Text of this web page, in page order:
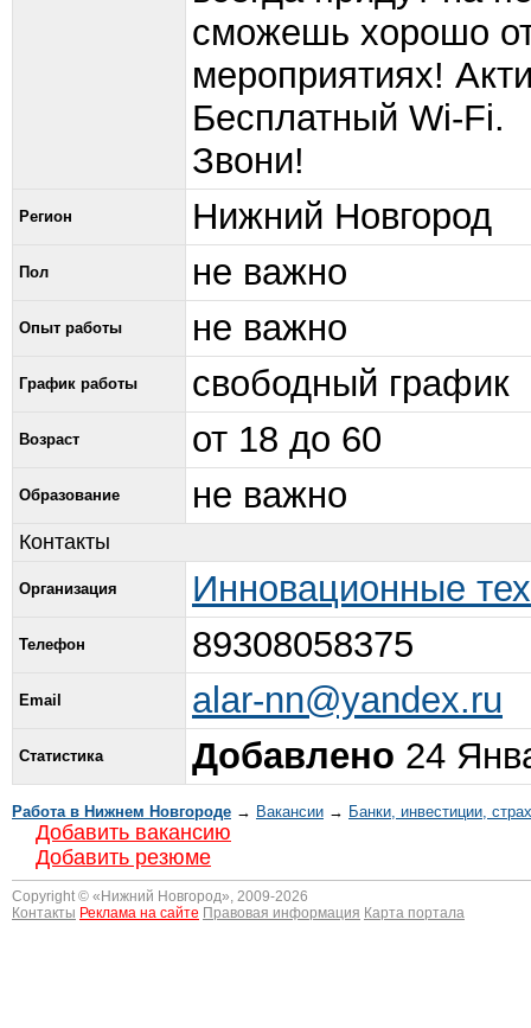
сможешь хорошо
мероприятиях!
Бесплатный Wi-Fi.
Звони!
Регион Нижний Новгород
Пол не важно
Опыт работы не важно
График работы свободный график
Возраст от 18 до 60
Образование не важно
Контакты
Организация Инновационные
Телефон 89308058375
Email alar-nn@yandex.ru
Статистика Добавлено 24
Работа в Нижнем Новгороде → Вакансии → Банки, инвестиции,
Добавить вакансию
Добавить резюме
Copyright © « Нижний Новгород», 2009-2026
Контакты Реклама на сайте Правовая информация Карта портала